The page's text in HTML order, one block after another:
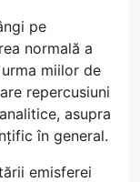
pe
normală a
miilor de
repercusiuni
asupra
în general.
emisferei